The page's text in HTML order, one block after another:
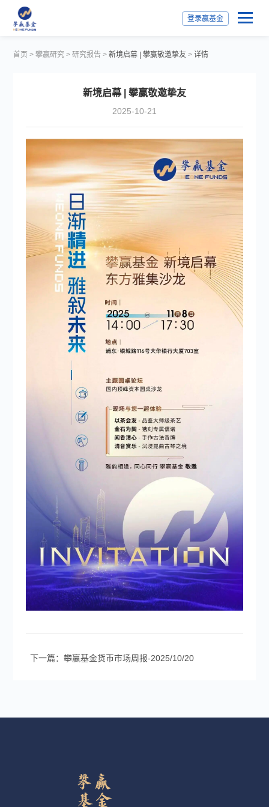
登录赢基金
首页 >攀赢研究 >研究报告 >新境启幕 | 攀赢敬邀挚友 >详情
新境启幕 | 攀赢敬邀挚友
2025-10-21
下一篇：攀赢基金货币市场周报-2025/10/20